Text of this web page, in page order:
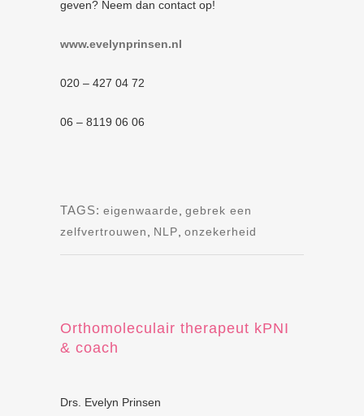
geven? Neem dan contact op!
www.evelynprinsen.nl
020 – 427 04 72
06 – 8119 06 06
TAGS: eigenwaarde
gebrek een
zelfvertrouwen
NLP onzekerheid
Orthomoleculair therapeut kPNI
& coach
Drs. Evelyn Prinsen